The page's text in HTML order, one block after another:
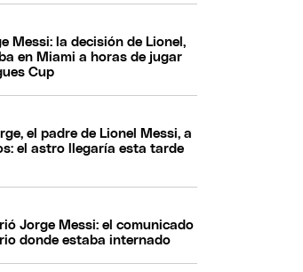
Messi: la decisión de Lionel,
en Miami a horas de jugar
Cup
el padre de Lionel Messi, a
el astro llegaría esta tarde
Jorge Messi: el comunicado
donde estaba internado